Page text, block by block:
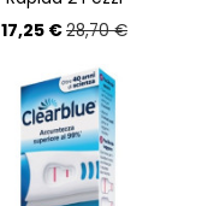
17,25 €28,70 €